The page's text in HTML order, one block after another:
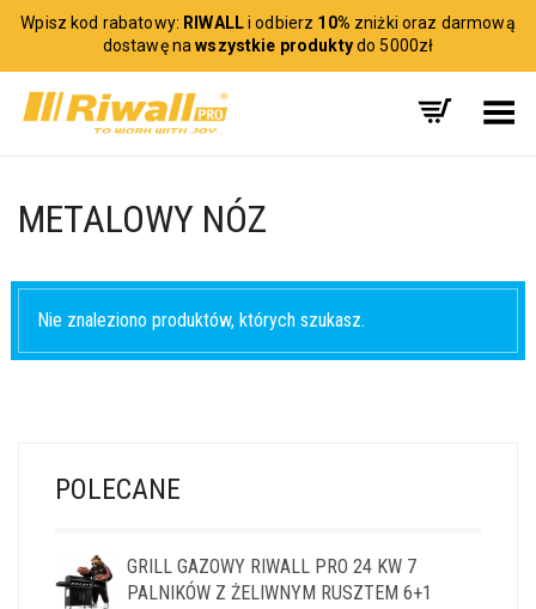
Wpisz kod rabatowy: RIWALLi odbierz 10% zniżki oraz darmową
dostawę nawszystkie produktydo 5000zł
Toggle Menu
METALOWY NÓZ
Nie znaleziono produktów, których szukasz.
POLECANE
GRILL GAZOWY RIWALL PRO 24 KW 7
PALNIKÓW Z ŻELIWNYM RUSZTEM 6+1